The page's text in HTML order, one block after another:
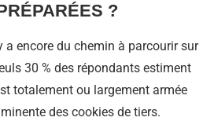
?
a encore du chemin à parcourir sur
30 % des répondants estiment
totalement ou largement armée
des cookies de tiers.